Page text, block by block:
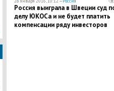
Россия выиграла в Швеции суд
делу ЮКОСа и не будет платить
компенсации ряду инвесторов